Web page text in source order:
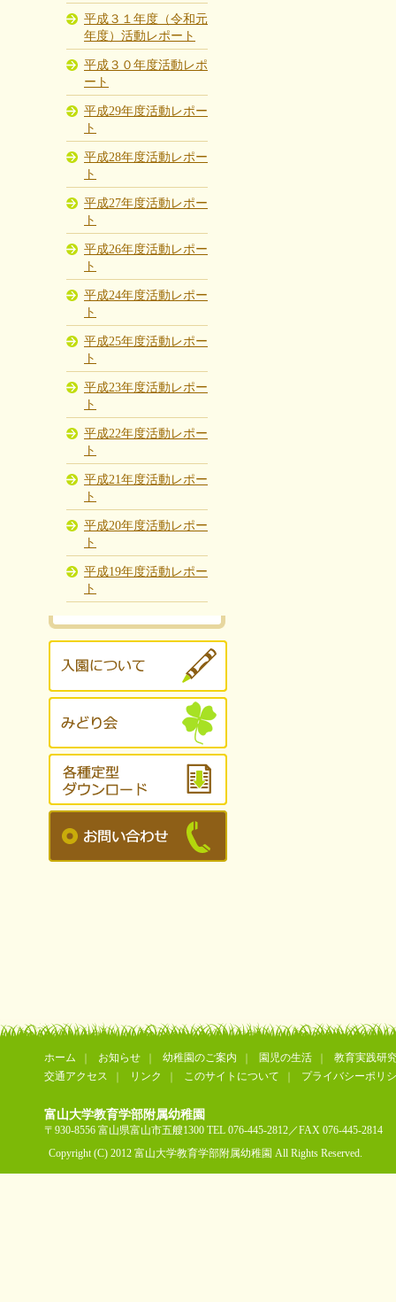
平成３１年度（令和元
年度）活動レポート
平成３０年度活動レポ
ート
平成29年度活動レポー
ト
平成28年度活動レポー
ト
平成27年度活動レポー
ト
平成26年度活動レポー
ト
平成24年度活動レポー
ト
平成25年度活動レポー
ト
平成23年度活動レポー
ト
平成22年度活動レポー
ト
平成21年度活動レポー
ト
平成20年度活動レポー
ト
平成19年度活動レポー
ト
ホーム お知らせ 幼稚園のご案内 園児の生活
教育実践研
交通アクセス
リンク このサイトについて プライバシーポリ
富山大学教育学部附属幼稚園
〒930-8556 富山県富山市五艘1300 TEL 076-445-2812／FAX 076-445-2814
Copyright (C) 2012 富山大学教育学部附属幼稚園 All Rights Reserved.